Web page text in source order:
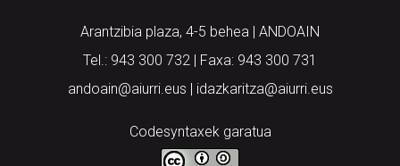
Arantzibia plaza, 4-5 behea | ANDOAIN
Tel.: 943 300 732 | Faxa: 943 300 731
andoain@aiurri.eus | idazkaritza@aiurri.eus
Codesyntaxek garatua